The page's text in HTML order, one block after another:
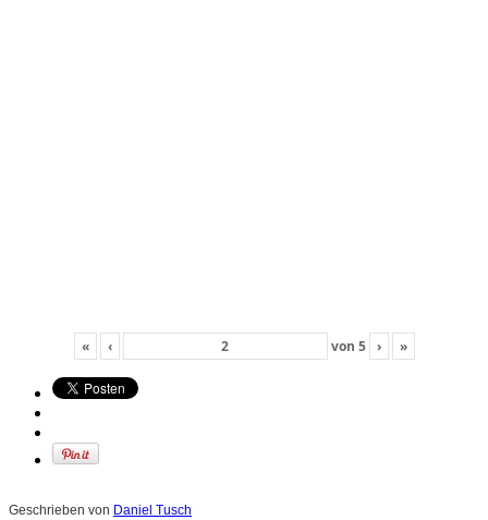
« ‹ von 5 › »
Geschrieben von Daniel Tusch